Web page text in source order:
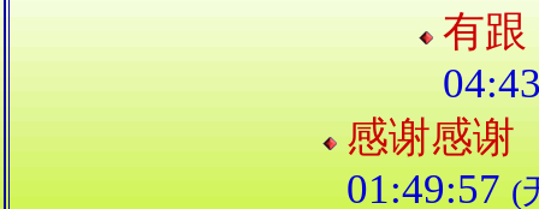
有
感谢感谢
01:49:57 (